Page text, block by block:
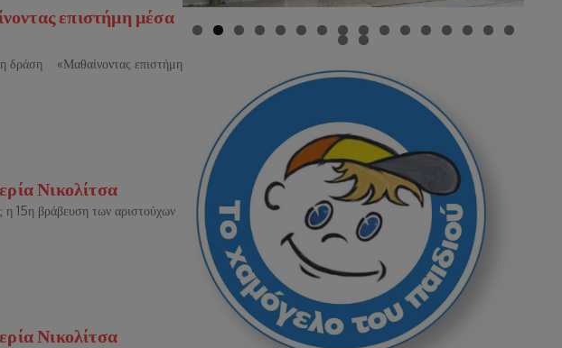
επιστήμη μέσα
δράση «Μαθαίνοντας επιστήμη
Νικολίτσα
15η βράβευση των αριστούχων
Νικολίτσα